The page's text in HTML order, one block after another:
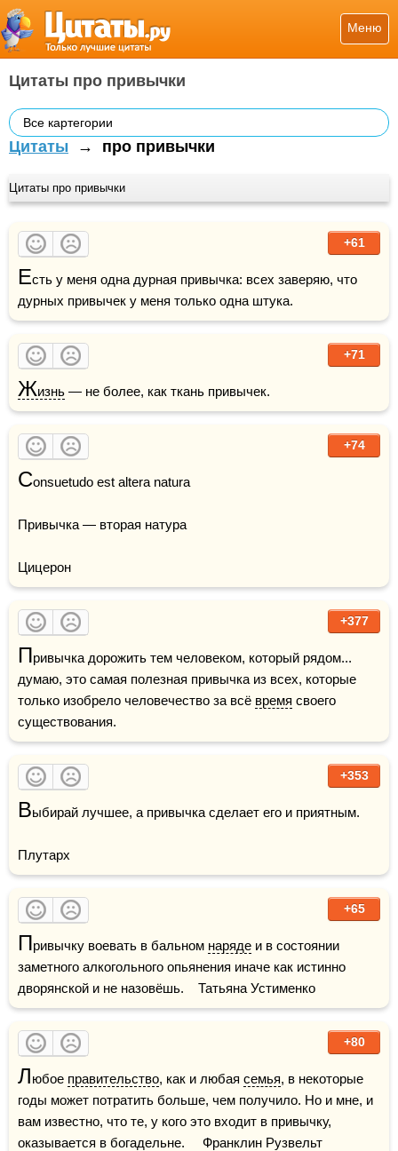
Меню
Цитаты про привычки
Все картегории
Цитаты → про привычки
Цитаты про привычки
+61
Есть у меня одна дурная привычка: всех заверяю, что
дурных привычек у меня только одна штука.
+71
Жизнь — не более, как ткань привычек.
+74
Consuetudo est altera natura
Привычка — вторая натура
Цицерон
+377
Привычка дорожить тем человеком, который рядом...
думаю, это самая полезная привычка из всех, которые
только изобрело человечество за всё время своего
существования.
+353
Выбирай лучшее, а привычка сделает его и приятным.
Плутарх
+65
Привычку воевать в бальном наряде и в состоянии
заметного алкогольного опьянения иначе как истинно
дворянской и не назовёшь.    Татьяна Устименко
+80
Любое правительство, как и любая семья, в некоторые
годы может потратить больше, чем получило. Но и мне, и
вам известно, что те, у кого это входит в привычку,
оказывается в богадельне.     Франклин Рузвельт